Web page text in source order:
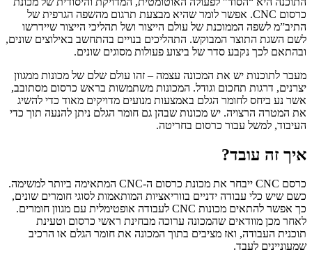
כרסום CNC. אפשר לומר שהיא מבצעת תרגום מהשפה הגרפית של
התיב”מ לשפה הממוכנת של עולם הייצור ושל תהליכי הייצור שיידרשו
לשם השגת התוצר המבוקש. התהליכים בנויים בהתחשב באילוצים שונים,
ובהתאם לכך נקבע סדר של ביצוע פעולות מסוגים שונים.
מעבר לתוכנות יש את המכונה עצמה – זהו עולם שלם של מכונות ממגוון
יצרנים, דרגות תחכום וגודל. המכונות משתמשות בראש כרסום מסתובב,
אשר נע ביחס לחומר הגלם באמצעות מנועים מדויקים מאוד כדי להשיג
את המטרה הרצויה. יש מכונות שבהן גם חומר הגלם ניתן להנעה תוך כדי
העיבוד, למשל עבור כרסום בחריטה.
איך זה עובד?
כרסם CNC ייבחר את מכונת כרסום ה-CNC המתאימה ביותר למשימה.
כשם שיש כלי עבודה ידניים בווריאציות המותאמות לסוגי חומרים שונים,
כך אפשר להתאים מכונות CNC לעבודה אופטימלית עם מגוון חומרים.
לאחר מכן מוודאים שהמכונה ערוכה מבחינת ראשי כרסום וטעינת
תוכנית העבודה, ואז מציבים בתוך המכונה את חומר הגלם או הרכיב
שמעוניינים לעבד.